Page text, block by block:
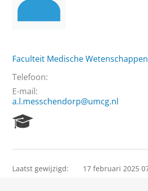
Faculteit Medische
Telefoon:
E-mail:
a.l.messchendorp@umcg.nl
e
r
Laatst gewijzigd: 17 februari 2025